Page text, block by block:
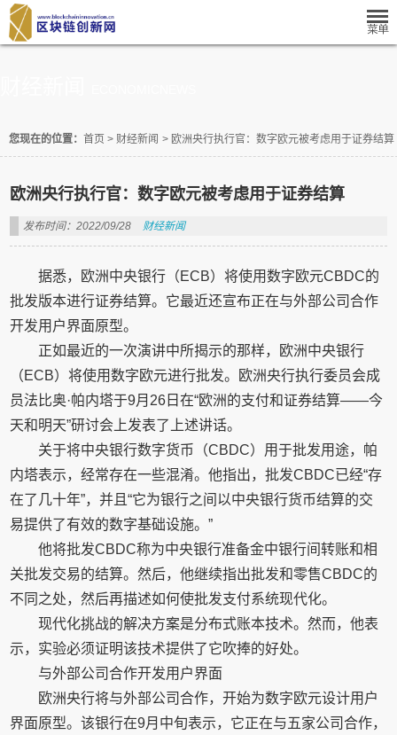
您现在的位置： 首页 > 财经新闻 > 欧洲央行执行官：数字欧元被考虑用于证券结算
欧洲央行执行官：数字欧元被考虑用于证券结算
发布时间：2022/09/28 财经新闻
据悉，欧洲中央银行（ECB）将使用数字欧元CBDC的
批发版本进行证券结算。它最近还宣布正在与外部公司合作
开发用户界面原型。
正如最近的一次演讲中所揭示的那样，欧洲中央银行
（ECB）将使用数字欧元进行批发。欧洲央行执行委员会成
员法比奥·帕内塔于9月26日在“欧洲的支付和证券结算——今
天和明天”研讨会上发表了上述讲话。
关于将中央银行数字货币（CBDC）用于批发用途，帕
内塔表示，经常存在一些混淆。他指出，批发CBDC已经“存
在了几十年”，并且“它为银行之间以中央银行货币结算的交
易提供了有效的数字基础设施。”
他将批发CBDC称为中央银行准备金中银行间转账和相
关批发交易的结算。然后，他继续指出批发和零售CBDC的
不同之处，然后再描述如何使批发支付系统现代化。
现代化挑战的解决方案是分布式账本技术。然而，他表
示，实验必须证明该技术提供了它吹捧的好处。
与外部公司合作开发用户界面
欧洲央行将与外部公司合作，开始为数字欧元设计用户
界面原型。该银行在9月中旬表示，它正在与五家公司合作，